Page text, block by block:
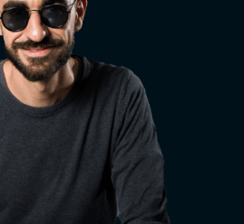
Safi 92.3
Taza 103.0
Taounate 95.6
Tiznit 103.1
SkhourRhamna 92.2
Taroudant 104.9
Guelmim 91.9
Tan-Tan 95.2
Tafraout 104.9
Casablanca 92.5 Hz
Rabat, Salé 106.9 Hz
Marrakech 90.5 Hz